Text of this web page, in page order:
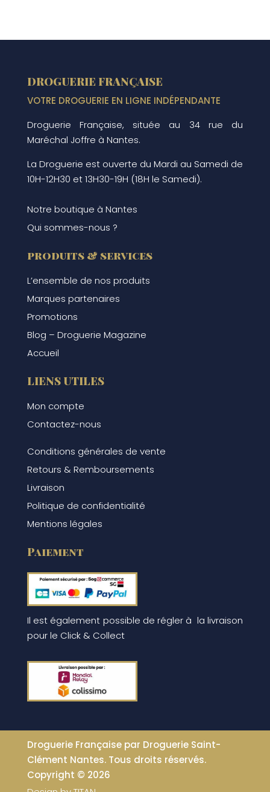
Les
être
choisies
la
page
du
produit
DROGUERIE FRANÇAISE
VOTRE DROGUERIE EN LIGNE INDÉPENDANTE
Droguerie Française, située au 34 rue du
Maréchal Joffre à Nantes.
La Droguerie est ouverte du Mardi au Samedi de
10H-12H30 et 13H30-19H (18H le Samedi).
Notre boutique à Nantes
Qui sommes-nous ?
produits & services
L’ensemble de nos produits
Marques partenaires
Promotions
Blog – Droguerie Magazine
Accueil
LIENS UTILES
Mon compte
Contactez-nous
Conditions générales de vente
Retours & Remboursements
Livraison
Politique de confidentialité
Mentions légales
Paiement
Il est également possible de régler à la livraison
pour le Click & Collect
Droguerie Française par Droguerie Saint-
Clément Nantes. Tous droits réservés.
Copyright © 2026